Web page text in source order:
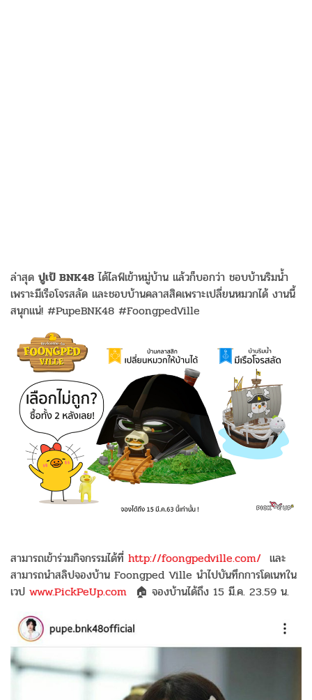
ล่าสุด ปูเป้ BNK48 ได้ไลฟ์เข้าหมู่บ้าน แล้วก็บอกว่า ชอบบ้านริมน้ำ
เพราะมีเรือโจรสลัด และชอบบ้านคลาสสิคเพราะเปลี่ยนหมวกได้ งานนี้
สนุกแน่! #PupeBNK48 #FoongpedVille
สามารถเข้าร่วมกิจกรรมได้ที่ http://foongpedville.com/ และ
สามารถนำสลิปจองบ้าน Foongped Ville นำไปบันทึกการโดเนทใน
เวป www.PickPeUp.com 🏠 จองบ้านได้ถึง 15 มี.ค. 23.59 น.